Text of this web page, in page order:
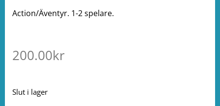
Action/Äventyr. 1-2 spelare.
200.00kr
Slut i lager